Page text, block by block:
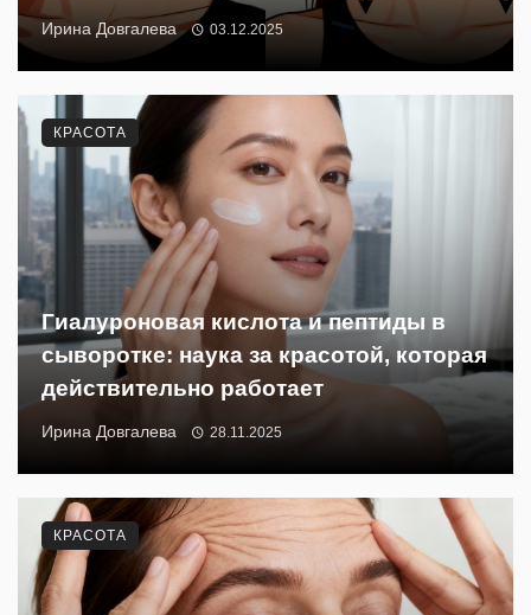
Ирина Довгалева 03.12.2025
Гиалуроновая кислота и пептиды в
сыворотке: наука за красотой, которая
действительно работает
Ирина Довгалева 28.11.2025
КРАСОТА
КРАСОТА